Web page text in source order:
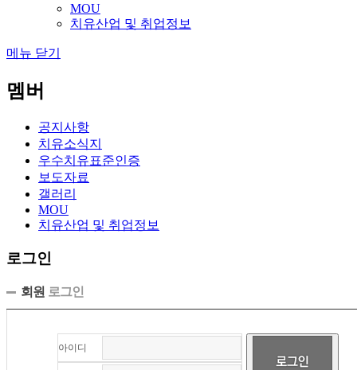
MOU
치유산업 및 취업정보
메뉴 닫기
멤버
공지사항
치유소식지
우수치유표준인증
보도자료
갤러리
MOU
치유산업 및 취업정보
로그인
회원 로그인
아이디